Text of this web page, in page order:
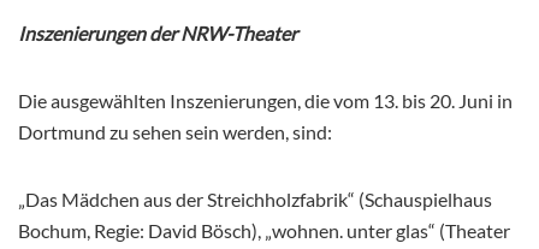
Inszenierungen der NRW-Theater
Die ausgewählten Inszenierungen, die vom 13. bis 20. Juni in
Dortmund zu sehen sein werden, sind:
„Das Mädchen aus der Streichholzfabrik“ (Schauspielhaus
Bochum, Regie: David Bösch), „wohnen. unter glas“ (Theater